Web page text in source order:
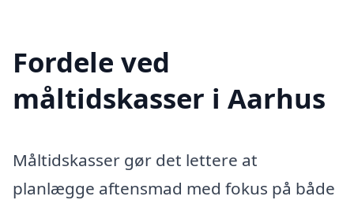
Fordele ved
måltidskasser i Aarhus
Måltidskasser gør det lettere at
planlægge aftensmad med fokus på både